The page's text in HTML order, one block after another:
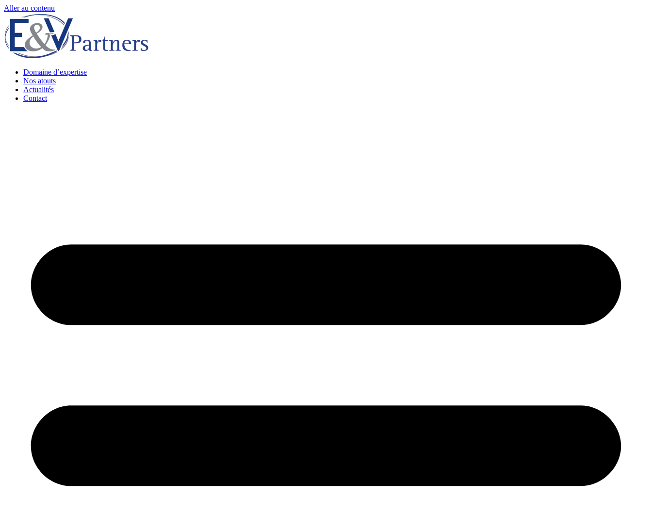
Aller au contenu
Domaine d’expertise
Nos atouts
Actualités
Contact